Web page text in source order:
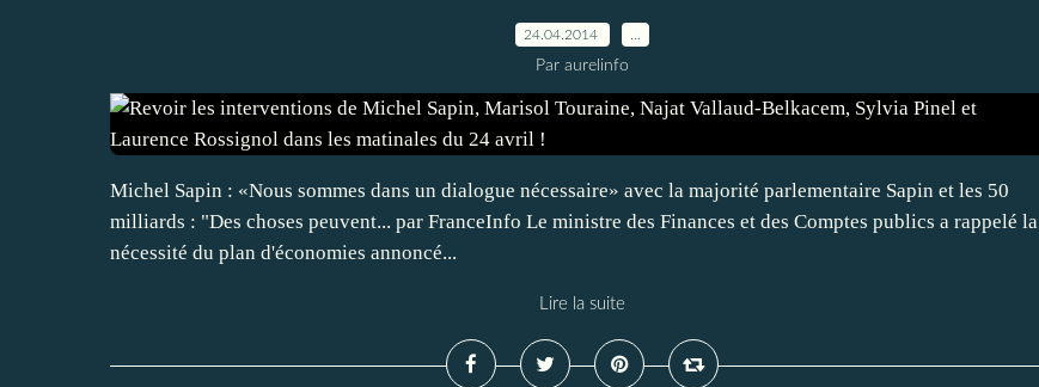
24.04.2014
Par aurelinfo
Michel Sapin : «Nous sommes dans un dialogue nécessaire» avec la majorité parlementaire Sapin et les 50
milliards : "Des choses peuvent... par FranceInfo Le ministre des Finances et des Comptes publics a rappelé la
nécessité du plan d'économies annoncé...
Lire la suite